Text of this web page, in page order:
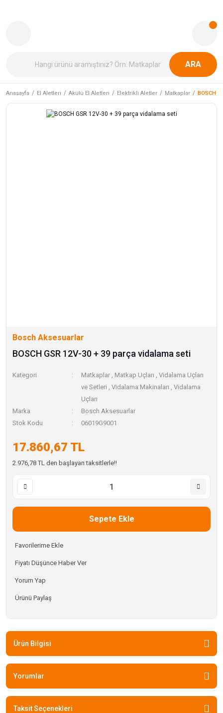
ARA
Anasayfa El Aletleri Akülü El Aletleri Elektrikli Aletler Matkaplar BOSCH
Bosch Aksesuarlar
BOSCH GSR 12V-30 + 39 parça vidalama seti
Kategori Matkaplar , Matkap Uçları ,Vidalama Uçları
ve Setleri ,Vidalama Makinaları ,Vidalama
Uçları
Marka
Bosch Aksesuarlar
Stok Kodu
06019G9001
17.860,67 TL
2.976,78 TL den başlayan taksitlerle!!
Sepete Ekle
Fiyatı Düşünce Haber Ver
Yorum Yap
Ürünü Paylaş
Ürün Bilgisi
Yorumlar
Taksit Seçenekleri